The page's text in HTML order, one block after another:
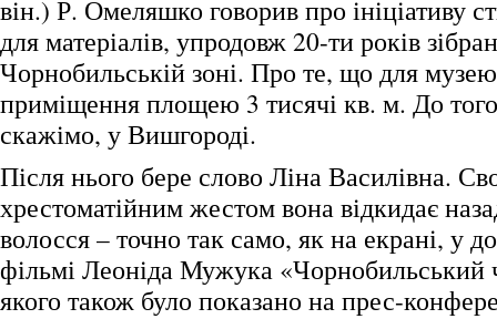
він.) Р. Омеляшко говорив про ініціативу
для матеріалів, упродовж 20-ти років
Чорнобильській зоні. Про те, що для
приміщення площею 3 тисячі кв. м. До
скажімо, у Вишгороді.
Після нього бере слово Ліна Василівна.
хрестоматійним жестом вона відкидає
волосся – точно так само, як на екрані, у
фільмі Леоніда Мужука «Чорнобильський
якого також було показано на прес-